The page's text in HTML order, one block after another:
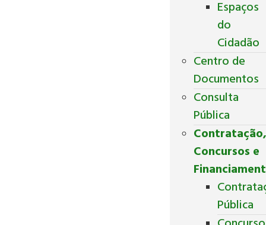
Espaços
do
Cidadão
Centro de
Documentos
Consulta
Pública
Concursos e
Pública